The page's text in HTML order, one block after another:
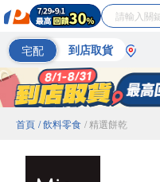
宅配 到店取貨
首頁 / 飲料零食 / 精選餅乾